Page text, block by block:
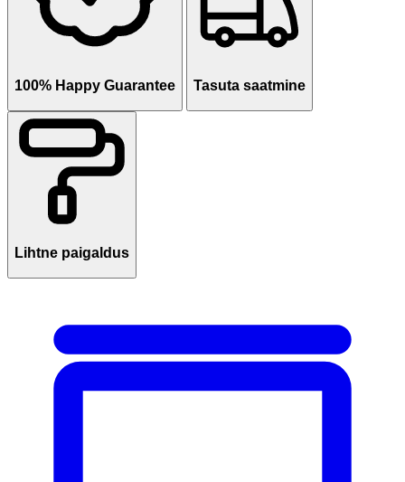
100% Happy Guarantee Tasuta saatmine
Lihtne paigaldus